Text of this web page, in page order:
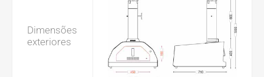
Dimensões
exteriores